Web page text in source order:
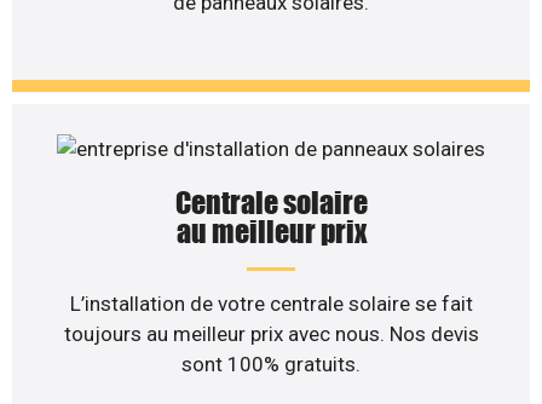
Centrale solaire
au meilleur prix
L’installation de votre centrale solaire se fait
toujours au meilleur prix avec nous. Nos devis
sont 100% gratuits.